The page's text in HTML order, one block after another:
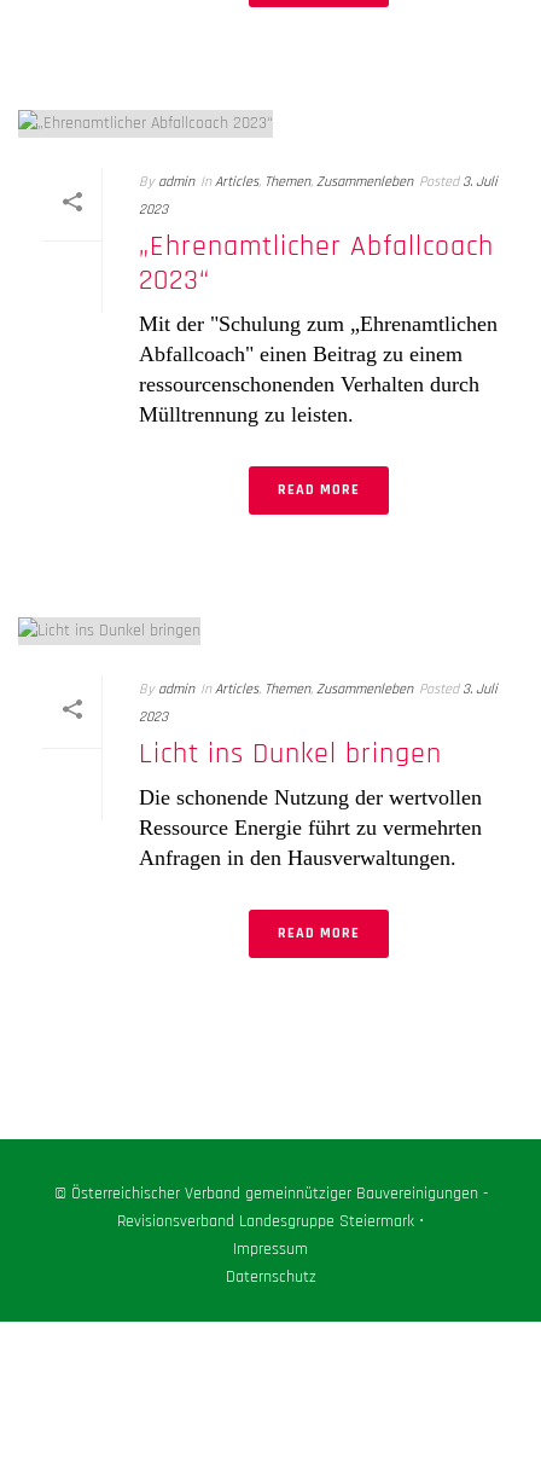
By admin In Articles, Themen, Zusammenleben Posted 3. Juli
2023
„Ehrenamtlicher Abfallcoach
2023“
Mit der "Schulung zum „Ehrenamtlichen
Abfallcoach" einen Beitrag zu einem
ressourcenschonenden Verhalten durch
Mülltrennung zu leisten.
READ MORE
By admin In Articles, Themen, Zusammenleben Posted 3. Juli
2023
Licht ins Dunkel bringen
Die schonende Nutzung der wertvollen
Ressource Energie führt zu vermehrten
Anfragen in den Hausverwaltungen.
READ MORE
© Österreichischer Verband gemeinnütziger Bauvereinigungen -
Revisionsverband Landesgruppe Steiermark ⋅
Impressum
Daternschutz